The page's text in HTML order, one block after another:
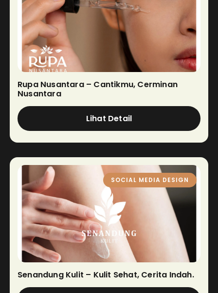
Rupa Nusantara – Cantikmu, Cerminan
Nusantara
Lihat Detail
SOCIAL MEDIA DESIGN
Senandung Kulit – Kulit Sehat, Cerita Indah.